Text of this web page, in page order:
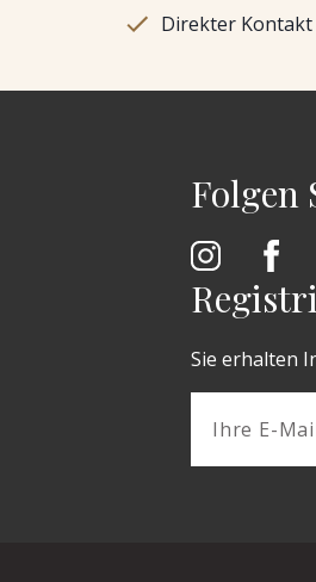
Direkter Kontakt
Folgen
Sie erhalten